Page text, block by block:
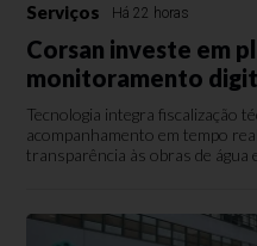
Serviços Há 22 horas
Corsan investe em
monitoramento
Tecnologia integra fiscalização
acompanhamento em tempo
transparência às obras de água